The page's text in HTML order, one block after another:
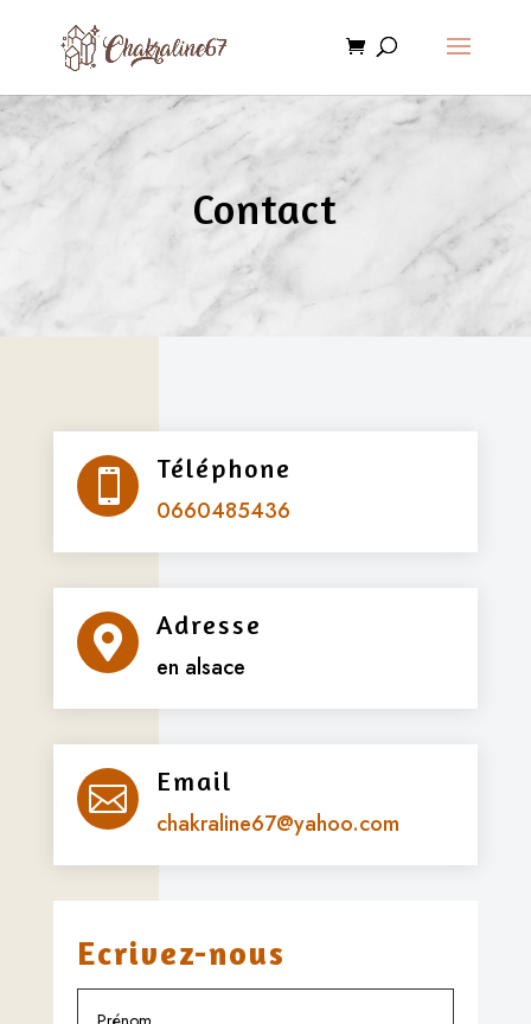
Contact

Téléphone
0660485436

Adresse
en alsace

Email
chakraline67@yahoo.com
Ecrivez-nous